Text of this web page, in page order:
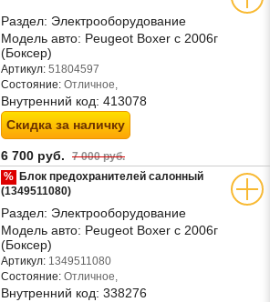
Раздел: Электрооборудование
Модель авто: Peugeot Boxer с 2006г
(Боксер)
Артикул: 51804597
Состояние: Отличное,
Внутренний код: 413078
Скидка за наличку
6 700 руб. 7 000 руб.
% Блок предохранителей салонный
(1349511080)
Раздел: Электрооборудование
Модель авто: Peugeot Boxer с 2006г
(Боксер)
Артикул: 1349511080
Состояние: Отличное,
Внутренний код: 338276